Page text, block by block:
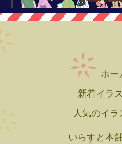
ホー
新着イラ
人気のイ
いらすと本